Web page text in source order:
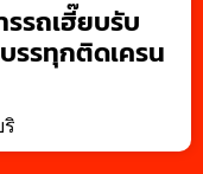
รถเฮี๊ยบรับ
บรรทุกติดเครน